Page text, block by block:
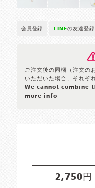
会員登録 LINEの友達登録
ご注文後の同梱（注文の
いただいた場合、それぞ
We cannot combine
more info
2,750円